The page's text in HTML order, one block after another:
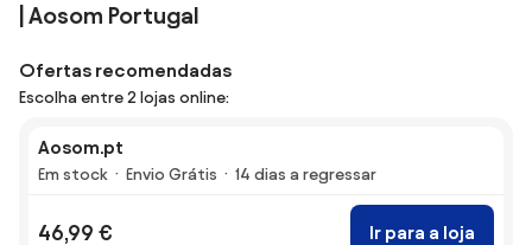
| Aosom Portugal
Ofertas recomendadas
Escolha entre 2 lojas online:
Aosom.pt
Em stock Envio Grátis 14 dias a regressar
46,99 € Ir para a loja